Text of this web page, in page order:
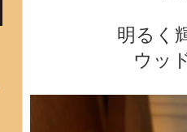
明るく
ウッ